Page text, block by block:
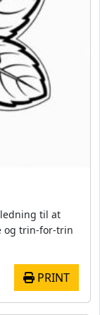
til at
og trin-for-trin
PRINT